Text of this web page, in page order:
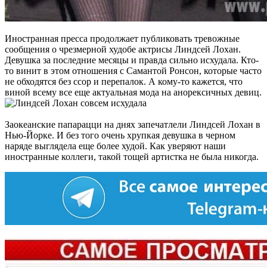
Иностранная пресса продолжает публиковать тревожные
сообщения о чрезмерной худобе актрисы Линдсей Лохан.
Девушка за последние месяцы и правда сильно исхудала. Кто-
то винит в этом отношения с Самантой Ронсон, которые часто
не обходятся без ссор и перепалок. А кому-то кажется, что
виной всему все еще актуальная мода на анорексичных девиц.
Заокеанские папарацци на днях запечатлели Линдсей Лохан в
Нью-Йорке. И без того очень хрупкая девушка в черном
наряде выглядела еще более худой. Как уверяют наши
иностранные коллеги, такой тощей артистка не была никогда.